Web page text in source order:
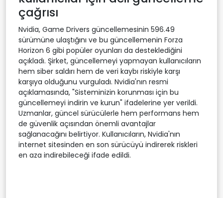
çağrısı
Nvidia, Game Drivers güncellemesinin 596.49
sürümüne ulaştığını ve bu güncellemenin Forza
Horizon 6 gibi popüler oyunları da desteklediğini
açıkladı. Şirket, güncellemeyi yapmayan kullanıcıların
hem siber saldırı hem de veri kaybı riskiyle karşı
karşıya olduğunu vurguladı. Nvidia'nın resmi
açıklamasında, "Sisteminizin korunması için bu
güncellemeyi indirin ve kurun" ifadelerine yer verildi.
Uzmanlar, güncel sürücülerle hem performans hem
de güvenlik açısından önemli avantajlar
sağlanacağını belirtiyor. Kullanıcıların, Nvidia'nın
internet sitesinden en son sürücüyü indirerek riskleri
en aza indirebileceği ifade edildi.